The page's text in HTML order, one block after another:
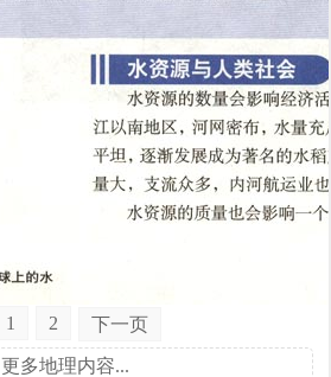
1 2 下一页
更多地理内容...